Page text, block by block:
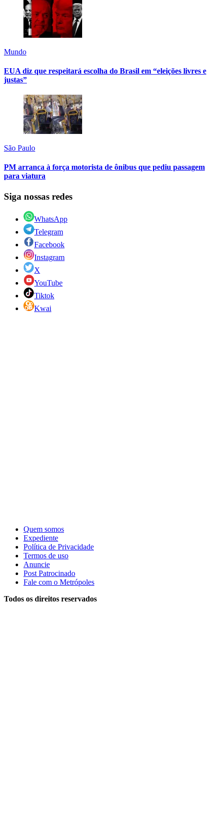
Mundo
EUA diz que respeitará escolha do Brasil em “eleições livres e
justas”
São Paulo
PM arranca à força motorista de ônibus que pediu passagem
para viatura
Siga nossas redes
WhatsApp
Telegram
Facebook
Instagram
X
YouTube
Tiktok
Kwai
Quem somos
Expediente
Política de Privacidade
Termos de uso
Anuncie
Post Patrocinado
Fale com o Metrópoles
Todos os direitos reservados